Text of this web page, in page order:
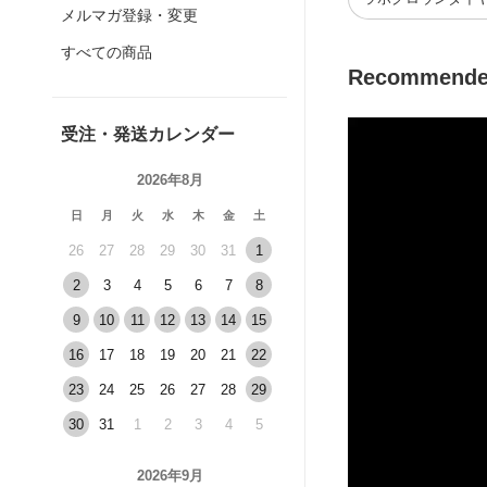
メルマガ登録・変更
すべての商品
受注・発送カレンダー
2026年8月
日 月 火 水 木 金 土
26 27 28 29 30 31 1
2 3 4 5 6 7 8
9 10 11 12 13 14 15
16 17 18 19 20 21 22
23 24 25 26 27 28 29
30 31 1 2 3 4 5
2026年9月